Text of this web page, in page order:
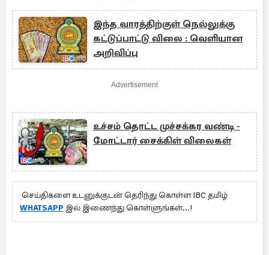
இந்த வாரத்திற்குள் நெல்லுக்கு
கட்டுப்பாட்டு விலை : வெளியான
அறிவிப்பு
Advertisement
உச்சம் தொட்ட முச்சக்கர வண்டி -
மோட்டார் சைக்கிள் விலைகள்
செய்திகளை உடனுக்குடன் தெரிந்து கொள்ள IBC தமிழ்
WHATSAPP இல் இணைந்து கொள்ளுங்கள்...!